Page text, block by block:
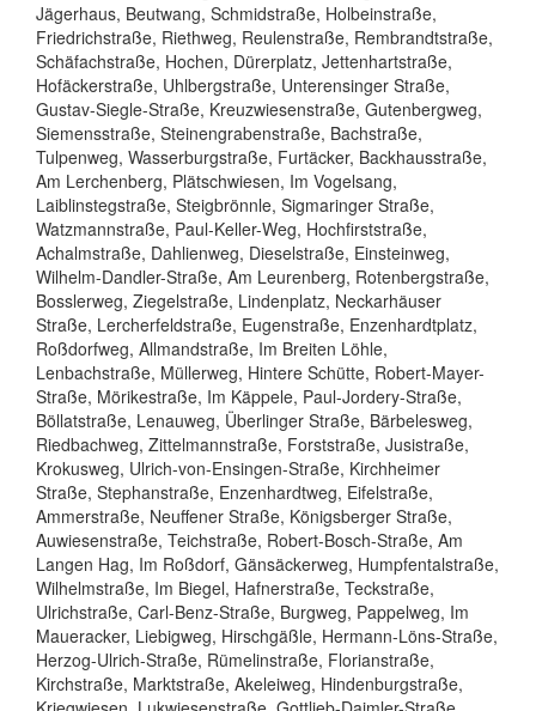
Jägerhaus, Beutwang, Schmidstraße, Holbeinstraße,
Friedrichstraße, Riethweg, Reulenstraße, Rembrandtstraße,
Schäfachstraße, Hochen, Dürerplatz, Jettenhartstraße,
Hofäckerstraße, Uhlbergstraße, Unterensinger Straße,
Gustav-Siegle-Straße, Kreuzwiesenstraße, Gutenbergweg,
Siemensstraße, Steinengrabenstraße, Bachstraße,
Tulpenweg, Wasserburgstraße, Furtäcker, Backhausstraße,
Am Lerchenberg, Plätschwiesen, Im Vogelsang,
Laiblinstegstraße, Steigbrönnle, Sigmaringer Straße,
Watzmannstraße, Paul-Keller-Weg, Hochfirststraße,
Achalmstraße, Dahlienweg, Dieselstraße, Einsteinweg,
Wilhelm-Dandler-Straße, Am Leurenberg, Rotenbergstraße,
Bosslerweg, Ziegelstraße, Lindenplatz, Neckarhäuser
Straße, Lercherfeldstraße, Eugenstraße, Enzenhardtplatz,
Roßdorfweg, Allmandstraße, Im Breiten Löhle,
Lenbachstraße, Müllerweg, Hintere Schütte, Robert-Mayer-
Straße, Mörikestraße, Im Käppele, Paul-Jordery-Straße,
Böllatstraße, Lenauweg, Überlinger Straße, Bärbelesweg,
Riedbachweg, Zittelmannstraße, Forststraße, Jusistraße,
Krokusweg, Ulrich-von-Ensingen-Straße, Kirchheimer
Straße, Stephanstraße, Enzenhardtweg, Eifelstraße,
Ammerstraße, Neuffener Straße, Königsberger Straße,
Auwiesenstraße, Teichstraße, Robert-Bosch-Straße, Am
Langen Hag, Im Roßdorf, Gänsäckerweg, Humpfentalstraße,
Wilhelmstraße, Im Biegel, Hafnerstraße, Teckstraße,
Ulrichstraße, Carl-Benz-Straße, Burgweg, Pappelweg, Im
Maueracker, Liebigweg, Hirschgäßle, Hermann-Löns-Straße,
Herzog-Ulrich-Straße, Rümelinstraße, Florianstraße,
Kirchstraße, Marktstraße, Akeleiweg, Hindenburgstraße,